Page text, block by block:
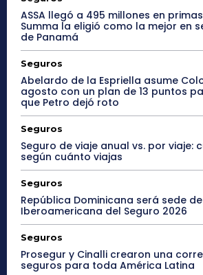
ASSA llegó a 495 millones en
Summa la eligió como la mejor en
de Panamá
Seguros
Abelardo de la Espriella asume
agosto con un plan de 13 puntos
que Petro dejó roto
Seguros
Seguro de viaje anual vs. por viaje:
según cuánto viajas
Seguros
República Dominicana será sede
Iberoamericana del Seguro 2026
Seguros
Prosegur y Cinalli crearon una
seguros para toda América Latina